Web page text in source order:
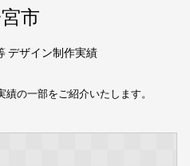
市
デザイン制作実績
の一部をご紹介いたします。